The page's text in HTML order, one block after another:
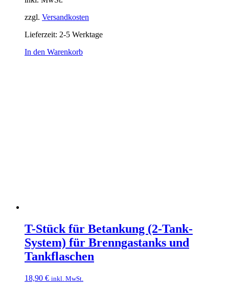
zzgl. Versandkosten
Lieferzeit: 2-5 Werktage
In den Warenkorb
T-Stück für Betankung (2-Tank-
System) für Brenngastanks und
Tankflaschen
18,90 € inkl. MwSt.